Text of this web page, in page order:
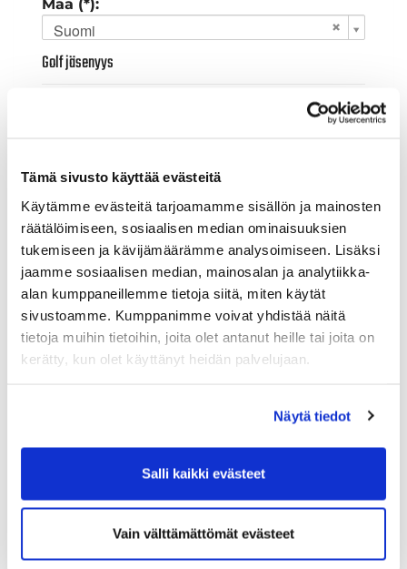
Tämä sivusto käyttää evästeitä
Käytämme evästeitä tarjoamamme sisällön ja mainosten
räätälöimiseen, sosiaalisen median ominaisuuksien
tukemiseen ja kävijämäärämme analysoimiseen. Lisäksi
jaamme sosiaalisen median, mainosalan ja analytiikka-
alan kumppaneillemme tietoja siitä, miten käytät
sivustoamme. Kumppanimme voivat yhdistää näitä
tietoja muihin tietoihin, joita olet antanut heille tai joita on
kerätty, kun olet käyttänyt heidän palvelujaan.
Näytä tiedot
Salli kaikki evästeet
Vain välttämättömät evästeet
Maa (*):
Suomi
Golf jäsenyys
Lisätiedot
Syntymäaika: (*)
Rekisteröidy
Haluan tilata Tarina Golf uutiskirjeen